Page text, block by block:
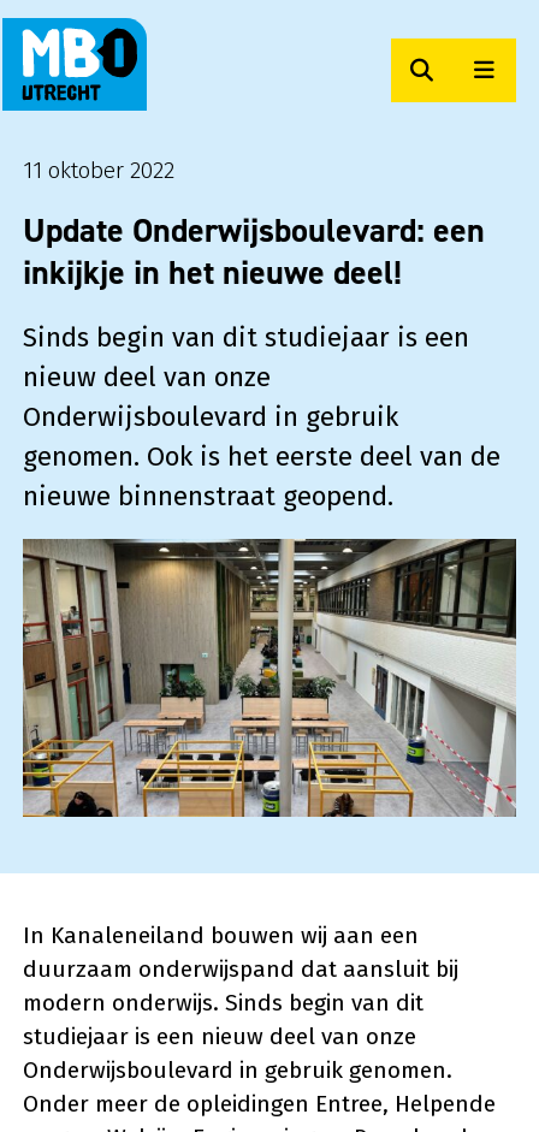
Zoeken
11 oktober 2022
Update Onderwijsboulevard: een
inkijkje in het nieuwe deel!
Sinds begin van dit studiejaar is een
nieuw deel van onze
Onderwijsboulevard in gebruik
genomen. Ook is het eerste deel van de
nieuwe binnenstraat geopend.
In Kanaleneiland bouwen wij aan een
duurzaam onderwijspand dat aansluit bij
modern onderwijs. Sinds begin van dit
studiejaar is een nieuw deel van onze
Onderwijsboulevard in gebruik genomen.
Onder meer de opleidingen Entree, Helpende